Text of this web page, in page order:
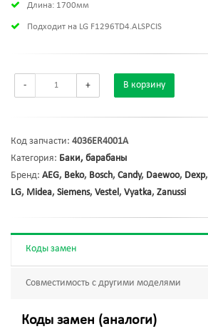
Длина: 1700мм
Подходит на LG F1296TD4.ALSPCIS
- + В корзину
Код запчасти: 4036ER4001A
Категория: Баки, барабаны
Бренд: AEG, Beko, Bosch, Candy, Daewoo, Dexp,
LG, Midea, Siemens, Vestel, Vyatka, Zanussi
Коды замен
Совместимость с другими моделями
Коды замен (аналоги)